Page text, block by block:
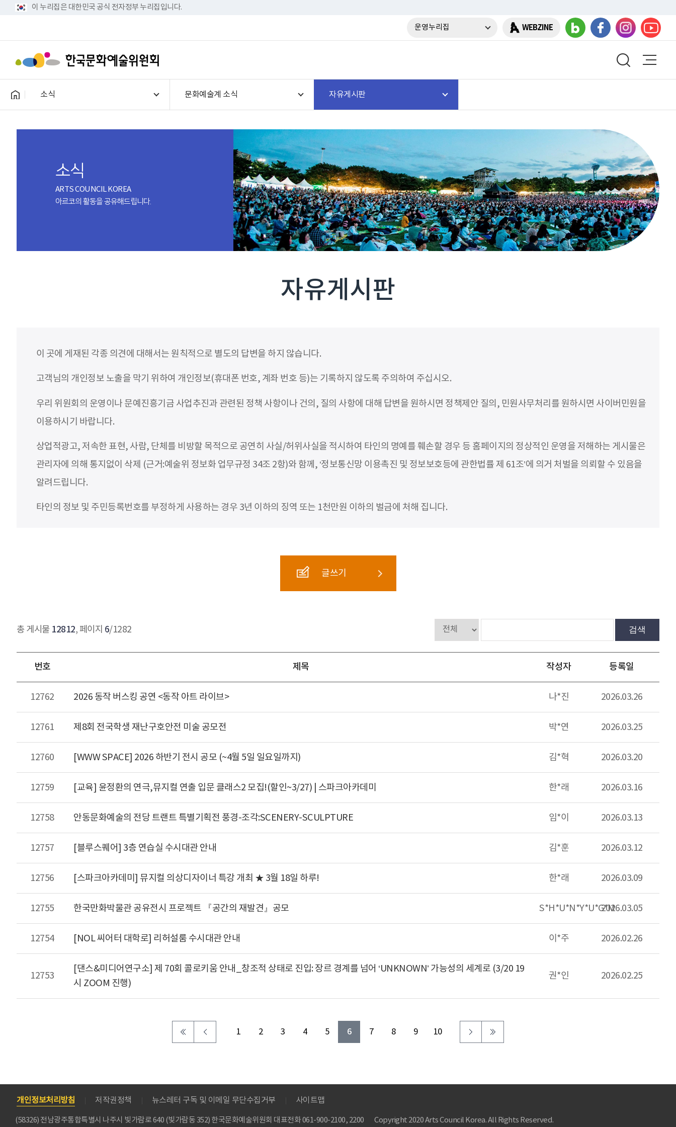
이 누리집은 대한민국 공식 전자정부 누리집입니다.
운영누리집 WEBZINE
소식 문화예술계 소식 자유게시판
소식
ARTS COUNCIL KOREA
아르코의 활동을 공유해드립니다.
자유게시판
이 곳에 게재된 각종 의견에 대해서는 원칙적으로 별도의 답변을 하지 않습니다.
고객님의 개인정보 노출을 막기 위하여 개인정보(휴대폰 번호, 계좌 번호 등)는 기록하지 않도록 주의하여 주십시오.
우리 위원회의 운영이나 문예진흥기금 사업추진과 관련된 정책 사항이나 건의, 질의 사항에 대해 답변을 원하시면 정책제안 질의, 민원사무처리를 원하시면 사이버민원을
이용하시기 바랍니다.
상업적광고, 저속한 표현, 사람, 단체를 비방할 목적으로 공연히 사실/허위사실을 적시하여 타인의 명예를 훼손할 경우 등 홈페이지의 정상적인 운영을 저해하는 게시물은
관리자에 의해 통지없이 삭제 (근거:예술위 정보화 업무규정 34조 2항)와 함께, ‘정보통신망 이용촉진 및 정보보호등에 관한법률 제 61조’에 의거 처벌을 의뢰할 수 있음을
알려드립니다.
타인의 정보 및 주민등록번호를 부정하게 사용하는 경우 3년 이하의 징역 또는 1천만원 이하의 벌금에 처해 집니다.
글쓰기
총 게시물 12812, 페이지 6/1282 검색
번호 제목 작성자 등록일
12762 2026 동작 버스킹 공연 <동작 아트 라이브> 나*진 2026.03.26
12761 제8회 전국학생 재난구호안전 미술 공모전 박*연 2026.03.25
12760 [WWW SPACE] 2026 하반기 전시 공모 (~4월 5일 일요일까지) 김*혁 2026.03.20
12759 [교육] 윤정환의 연극,뮤지컬 연출 입문 클래스2 모집!(할인~3/27) | 스파크아카데미 한*래 2026.03.16
12758 안동문화예술의 전당 트랜트 특별기획전 풍경-조각:SCENERY-SCULPTURE 임*이 2026.03.13
12757 [블루스퀘어] 3층 연습실 수시대관 안내 김*훈 2026.03.12
12756 [스파크아카데미] 뮤지컬 의상디자이너 특강 개최 ★ 3월 18일 하루! 한*래 2026.03.09
12755 한국만화박물관 공유전시 프로젝트 『공간의 재발견』공모 S*H*U*N*Y*U*G*M2026.03.05
12754 [NOL 씨어터 대학로] 리허설룸 수시대관 안내 이*주 2026.02.26
12753
[댄스&미디어연구소] 제 70회 콜로키움 안내_창조적 상태로 진입: 장르 경계를 넘어 ‘UNKNOWN’ 가능성의 세계로 (3/20 19
시 ZOOM 진행)
권*인 2026.02.25
1 2 3 4 5 6 7 8 9 10
개인정보처리방침 저작권정책 뉴스레터 구독 및 이메일 무단수집거부 사이트맵
(58326) 전남광주통합특별시 나주시 빛가람로 640 (빛가람동 352) 한국문화예술위원회 대표전화 061-900-2100, 2200 Copyright 2020 Arts Council Korea. All Rights Reserved.